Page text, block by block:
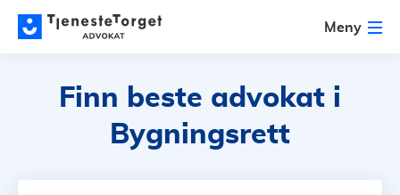
Meny
Finn beste advokat i
Bygningsrett